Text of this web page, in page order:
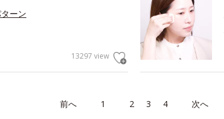
ーン
13297 view
前へ 1 2 3 4 次へ